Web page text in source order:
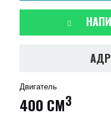
Двигатель
400 СМ3